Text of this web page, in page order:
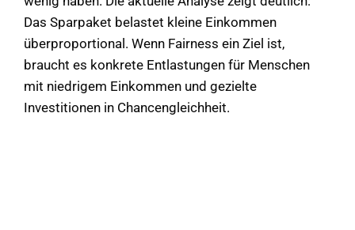
Das Sparpaket belastet kleine Einkommen
überproportional. Wenn Fairness ein Ziel ist,
braucht es konkrete Entlastungen für Menschen
mit niedrigem Einkommen und gezielte
Investitionen in Chancengleichheit.